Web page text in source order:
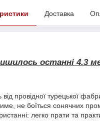
Доставка
останні 4.3
провідної турецької
не боїться сонячних
легко прати та